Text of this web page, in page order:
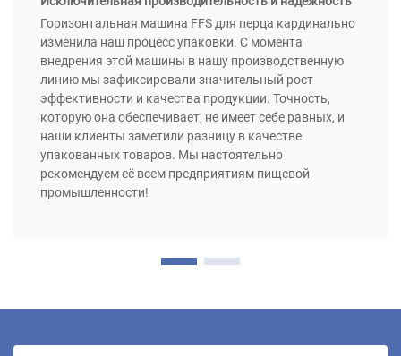
Горизонтальная машина FFS для перца кардинально
изменила наш процесс упаковки. С момента
внедрения этой машины в нашу производственную
линию мы зафиксировали значительный рост
эффективности и качества продукции. Точность,
которую она обеспечивает, не имеет себе равных, и
наши клиенты заметили разницу в качестве
упакованных товаров. Мы настоятельно
рекомендуем её всем предприятиям пищевой
промышленности!